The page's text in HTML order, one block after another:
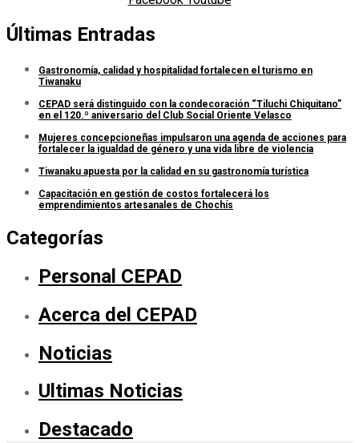
Últimas Entradas
Gastronomía, calidad y hospitalidad fortalecen el turismo en
Tiwanaku
CEPAD será distinguido con la condecoración “Tiluchi Chiquitano”
en el 120.º aniversario del Club Social Oriente Velasco
Mujeres concepcioneñas impulsaron una agenda de acciones para
fortalecer la igualdad de género y una vida libre de violencia
Tiwanaku apuesta por la calidad en su gastronomía turística
Capacitación en gestión de costos fortalecerá los
emprendimientos artesanales de Chochís
Categorías
Personal CEPAD
Acerca del CEPAD
Noticias
Ultimas Noticias
Destacado